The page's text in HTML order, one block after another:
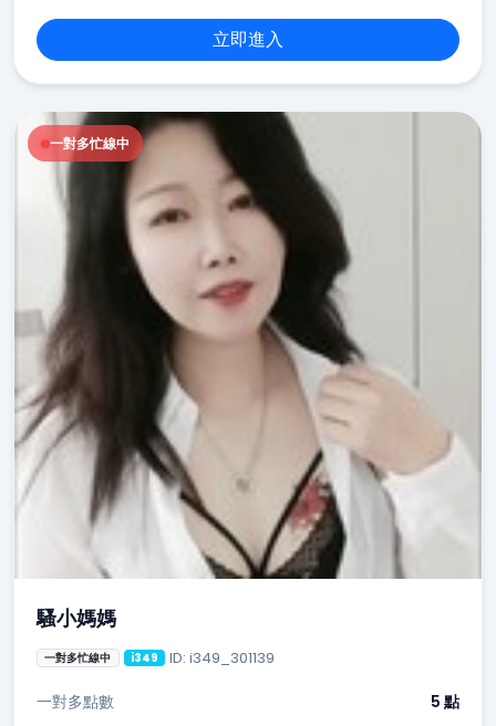
立即進入
一對多忙線中
騷小媽媽
一對多忙線中 i349 ID: i349_301139
一對多點數 5 點